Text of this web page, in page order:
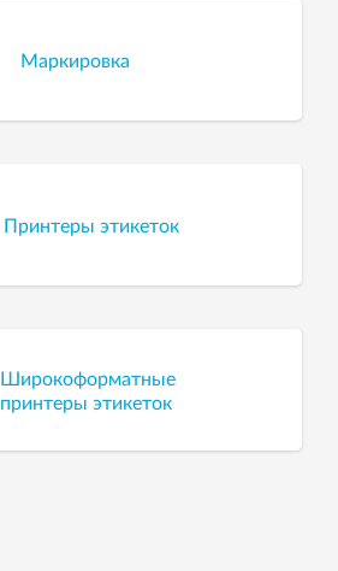
Маркировка
Принтеры этикеток
Широкоформатные
принтеры этикеток